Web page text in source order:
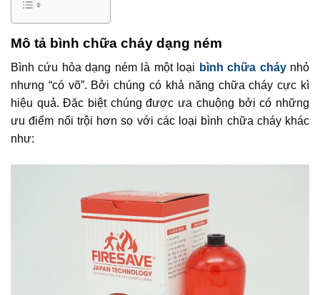
Mô tả bình chữa cháy dạng ném
Bình cứu hỏa dạng ném là một loại bình chữa cháynhỏ
nhưng “có võ”. Bởi chúng có khả năng chữa cháy cực kì
hiệu quả. Đặc biệt chúng được ưa chuộng bởi có những
ưu điểm nổi trội hơn so với các loại bình chữa cháy khác
như: